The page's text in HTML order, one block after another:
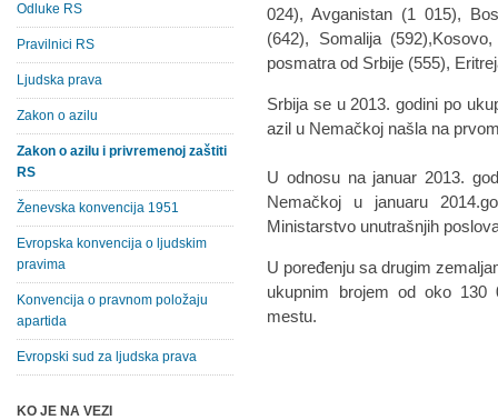
024), Avganistan (1 015),
(642), Somalija
posmatra od Srbije (555),
Srbija se u 2013. godini po
azil u Nemačkoj našla na
U odnosu na januar 2013.
Nemačkoj u januaru
Ministarstvo unutrašnjih
U poređenju sa drugim
ukupnim brojem od oko 130
mestu.
Odluke RS
Pravilnici RS
Ljudska prava
Zakon o azilu
Zakon o azilu i privremenoj zaštiti
RS
Ženevska konvencija 1951
Evropska konvencija o ljudskim
pravima
Konvencija o pravnom položaju
apartida
Evropski sud za ljudska prava
KO JE NA VEZI